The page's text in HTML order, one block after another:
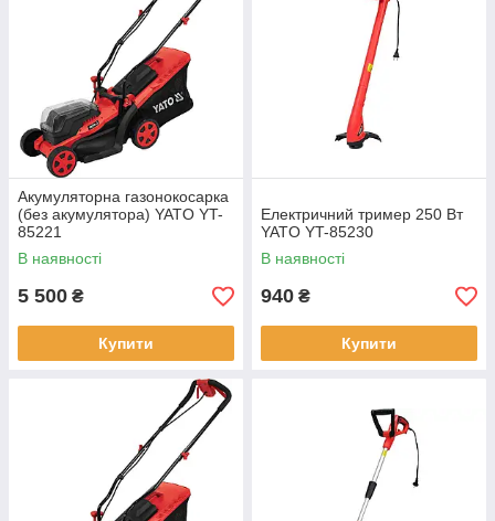
Акумуляторна газонокосарка
(без акумулятора) YATO YT-
85221
В наявності
5 500 ₴
Купити
Електричний тример 250 Вт
YATO YT-85230
В наявності
940 ₴
Купити